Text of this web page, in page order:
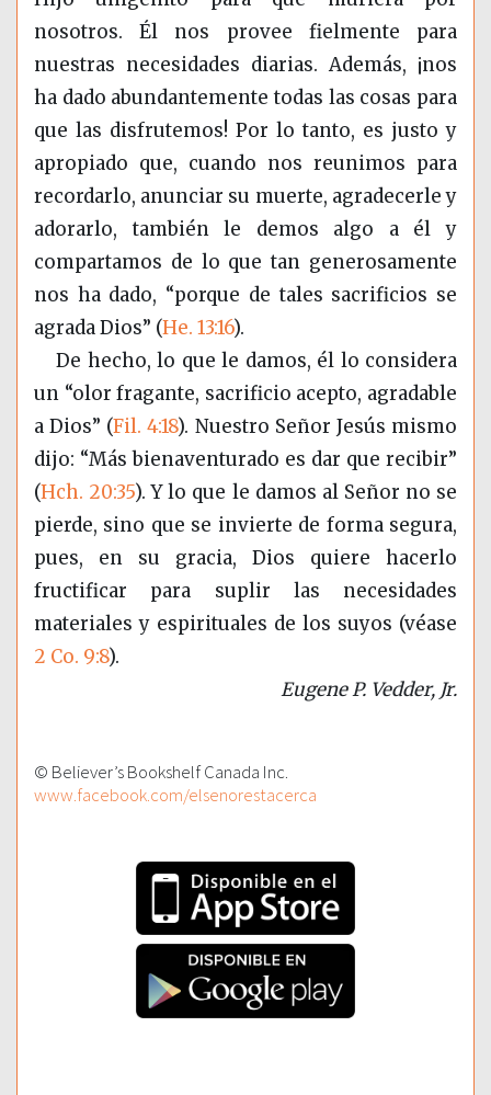
nosotros. Él nos provee fielmente para
nuestras necesidades diarias. Además, ¡nos
ha dado abundantemente todas las cosas para
que las disfrutemos! Por lo tanto, es justo y
apropiado que, cuando nos reunimos para
recordarlo, anunciar su muerte, agradecerle y
adorarlo, también le demos algo a él y
compartamos de lo que tan generosamente
nos ha dado, “porque de tales sacrificios se
agrada Dios” (He. 13:16).
De hecho, lo que le damos, él lo considera
un “olor fragante, sacrificio acepto, agradable
a Dios” (Fil. 4:18). Nuestro Señor Jesús mismo
dijo: “Más bienaventurado es dar que recibir”
(Hch. 20:35). Y lo que le damos al Señor no se
pierde, sino que se invierte de forma segura,
pues, en su gracia, Dios quiere hacerlo
fructificar para suplir las necesidades
materiales y espirituales de los suyos (véase
2 Co. 9:8).
Eugene P. Vedder, Jr.
© Believer’s Bookshelf Canada Inc.
www.facebook.com/elsenorestacerca